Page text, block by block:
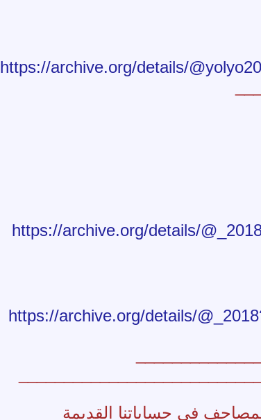
https://archive.org/details/
https://archive.org/details/
https://archive.org/details/
في حساباتنا القديمة